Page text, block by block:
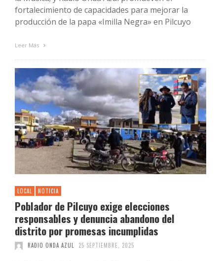
fortalecimiento de capacidades para mejorar la
producción de la papa «Imilla Negra» en Pilcuyo
Leer Más
LOCAL NOTICIA
Poblador de Pilcuyo exige elecciones
responsables y denuncia abandono del
distrito por promesas incumplidas
RADIO ONDA AZUL 25 SEPTIEMBRE, 2025